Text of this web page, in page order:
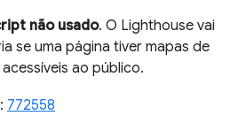
não usado. O Lighthouse vai
se uma página tiver mapas de
ao público.
772558